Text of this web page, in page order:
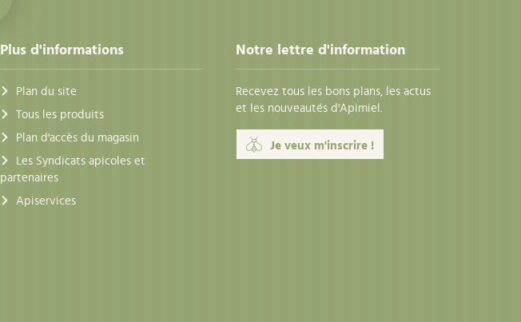
Plus d'informations
Plan du site
Tous les produits
Plan d'accès du magasin
Les Syndicats apicoles et
partenaires
Apiservices
Notre lettre d'information
Recevez tous les bons plans, les actus
et les nouveautés d'Apimiel.
Je veux m'inscrire !